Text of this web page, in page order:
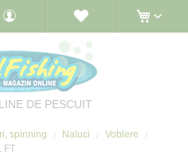
DE PESCUIT
spinning Naluci
Voblere
FT